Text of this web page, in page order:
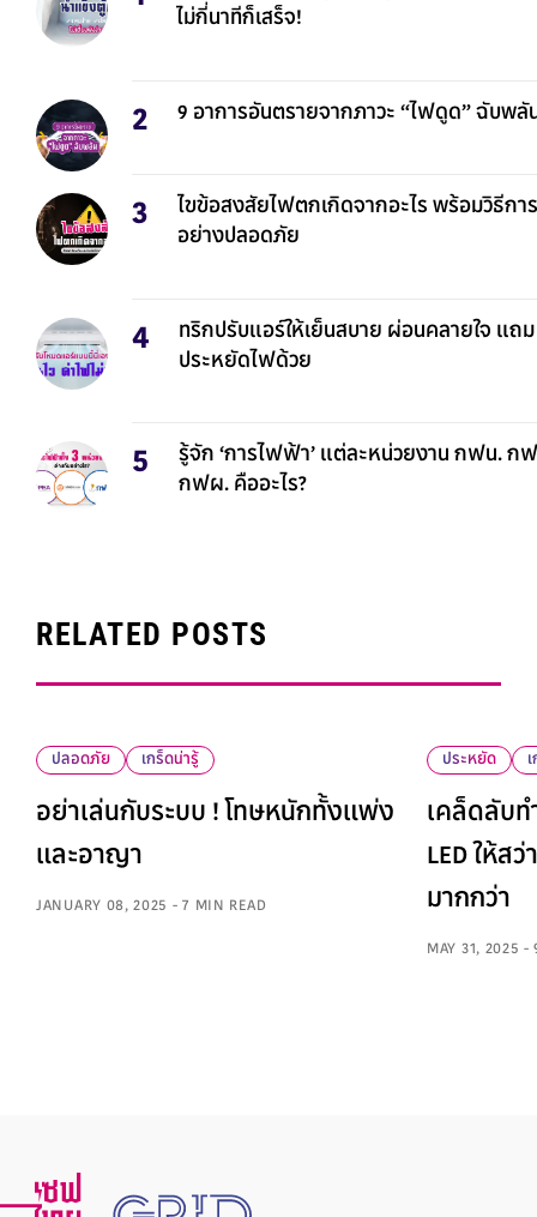
ไม่กี่นาทีก็เสร็จ!
9 อาการอันตรายจากภาวะ “ไฟดูด” ฉับพลั
ไขข้อสงสัยไฟตกเกิดจากอะไร พร้อมวิธีกา
อย่างปลอดภัย
ทริกปรับแอร์ให้เย็นสบาย ผ่อนคลายใจ แถม
ประหยัดไฟด้วย
รู้จัก ‘การไฟฟ้า’ แต่ละหน่วยงาน กฟน. ก
กฟผ. คืออะไร?
RELATED POSTS
ปลอดภัย เกร็ดน่ารู้
อย่าเล่นกับระบบ ! โทษหนักทั้งแพ่ง
และอาญา
JANUARY 08, 2025 - 7 MIN READ
ประหยัด
เคล็ดลับท
LED ให้ส
มากกว่า
MAY 31, 2025 -